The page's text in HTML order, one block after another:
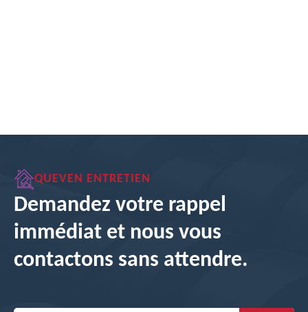
QUEVEN ENTRETIEN
Demandez votre rappel
immédiat et nous vous
contactons sans attendre.